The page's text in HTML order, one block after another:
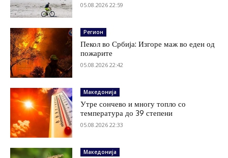
05.08.2026 22:59
Регион
Пекол во Србија: Изгоре маж во еден од
пожарите
05.08.2026 22:42
Македонија
Утре сончево и многу топло со
температура до 39 степени
05.08.2026 22:33
Македонија